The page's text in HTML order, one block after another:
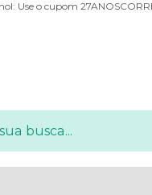
Use o cupom